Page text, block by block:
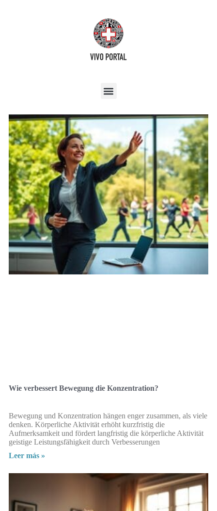
Wie verbessert Bewegung die Konzentration?
Bewegung und Konzentration hängen enger zusammen, als viele
denken. Körperliche Aktivität erhöht kurzfristig die
Aufmerksamkeit und fördert langfristig die körperliche Aktivität
geistige Leistungsfähigkeit durch Verbesserungen
Leer más »